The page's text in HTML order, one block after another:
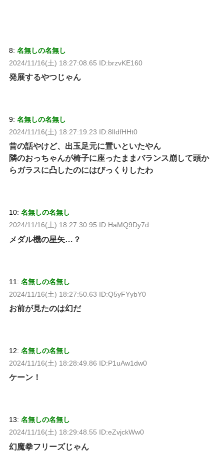
8: 名無しの名無し
2024/11/16(土) 18:27:08.65 ID:brzvKE160
発展するやつじゃん
9: 名無しの名無し
2024/11/16(土) 18:27:19.23 ID:8lIdfHHt0
昔の話やけど、出玉足元に置いといたやん
隣のおっちゃんが椅子に座ったままバランス崩して頭か
らガラスに凸したのにはびっくりしたわ
10: 名無しの名無し
2024/11/16(土) 18:27:30.95 ID:HaMQ9Dy7d
メダル機の星矢…？
11: 名無しの名無し
2024/11/16(土) 18:27:50.63 ID:Q5yFYybY0
お前が見たのは幻だ
12: 名無しの名無し
2024/11/16(土) 18:28:49.86 ID:P1uAw1dw0
ケーン！
13: 名無しの名無し
2024/11/16(土) 18:29:48.55 ID:eZvjckWw0
幻魔拳フリーズじゃん